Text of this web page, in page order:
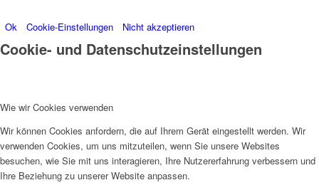
Ok Cookie-Einstellungen Nicht akzeptieren
Cookie- und Datenschutzeinstellungen
Wie wir Cookies verwenden
Wir können Cookies anfordern, die auf Ihrem Gerät eingestellt werden. Wir
verwenden Cookies, um uns mitzuteilen, wenn Sie unsere Websites
besuchen, wie Sie mit uns interagieren, Ihre Nutzererfahrung verbessern und
Ihre Beziehung zu unserer Website anpassen.